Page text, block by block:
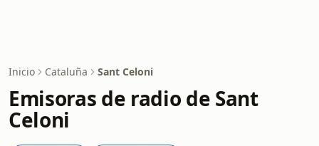
Inicio Cataluña Sant Celoni
Emisoras de radio de Sant
Celoni